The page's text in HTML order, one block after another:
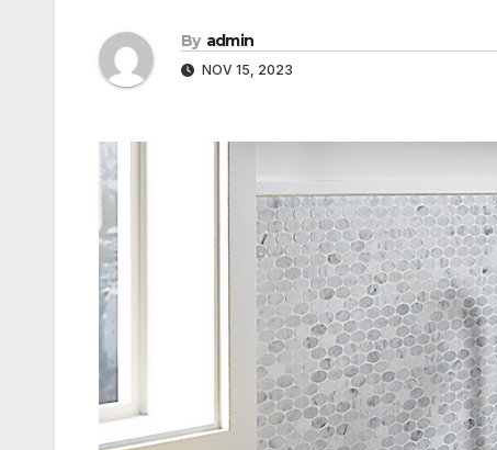
By admin
NOV 15, 2023